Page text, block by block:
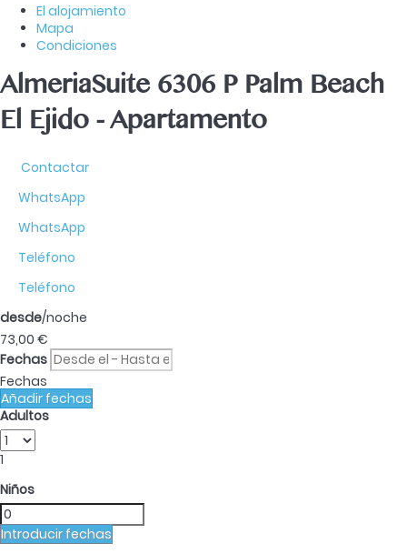
El alojamiento
Mapa
Condiciones
AlmeriaSuite 6306 P Palm Beach
El Ejido -Apartamento
Contactar
WhatsApp
WhatsApp
Teléfono
Teléfono
desde/noche
73,00 €
Fechas
Fechas
Añadir fechas
Adultos
1
Niños
Introducir fechas